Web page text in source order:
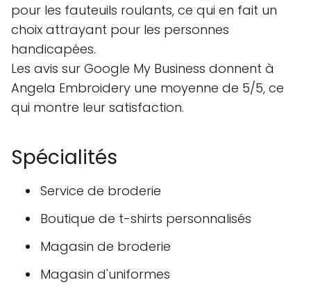
pour les fauteuils roulants, ce qui en fait un
choix attrayant pour les personnes
handicapées.
Les avis sur Google My Business donnent à
Angela Embroidery une moyenne de 5/5, ce
qui montre leur satisfaction.
Spécialités
Service de broderie
Boutique de t-shirts personnalisés
Magasin de broderie
Magasin d'uniformes